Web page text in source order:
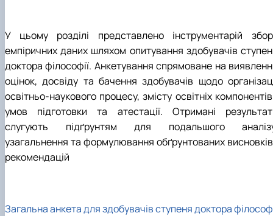
2024-2025 навчальний рік
2023-2024 навчальний рік
2022-2023 навчальний рік
Освітній процес
Акредитація освітньо-наукових програм
Відомості про самооцінювання освітньо-наукових
програм
Рекомендації попередніх акредитацій
Разові спеціалізовані вчені ради
Академічна доброчесність
Антикорупційні заходи
Обговорення
Анкетування
ЗАКОНОДАВСТВО І ДОКУМЕНТИ
Нормативно-правова база
Шаблони та зразки документів
Пам'ятки
Замовлення довідок
У цьому розділі представлено інструментарій
емпіричних даних шляхом опитування здобувачів
доктора філософії. Анкетування спрямоване на
оцінок, досвіду та бачення здобувачів щодо
освітньо-наукового процесу, змісту освітніх компонентів
умов підготовки та атестації. Отримані
слугують підґрунтям для подальшого
узагальнення та формулювання обґрунтованих висновків
рекомендацій
Загальна анкета для здобувачів ступеня доктора